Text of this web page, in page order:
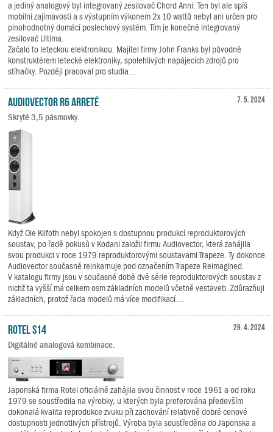
a jediný analogový byl integrovaný zesilovač Chord Anni. Ten byl ale spíš
mobilní zajímavostí a s výstupním výkonem 2x 10 wattů nebyl ani určen pro
plnohodnotný domácí poslechový systém. Tím je konečně integrovaný
zesilovač Ultima.
Začalo to leteckou elektronikou. Majitel firmy John Franks byl původně
konstruktérem letecké elektroniky, spolehlivých napájecích zdrojů pro
stíhačky. Později pracoval pro studia...
7. 5. 2024
Audiovector R6 Arreté
Skryté 3,5 pásmovky.
Když Ole Klifoth nebyl spokojen s dostupnou produkcí reproduktorových
soustav, po řadě pokusů v Kodani založil firmu Audiovector, která zahájila
svou produkci v roce 1979 reproduktorovými soustavami Trapeze. Ty dokonce
Audiovector současně reinkarnuje pod označením Trapeze Reimagined.
V katalogu firmy jsou v současné době dvě série reproduktorových soustav z
nichž ta vyšší má celkem osm základních modelů včetně vestaveb. Zdůrazňuji
základních, protož řada modelů má více modifikací....
29. 4. 2024
Rotel S14
Digitálně analogová kombinace.
Japonská firma Rotel oficiálně zahájila svou činnost v roce 1961 a od roku
1979 se soustředila na výrobky, u kterých byla preferována především
dokonalá kvalita reprodukce zvuku při zachování relativně dobré cenové
dostupnosti jednotlivých přístrojů. Výroba byla soustředěna do Japonska a